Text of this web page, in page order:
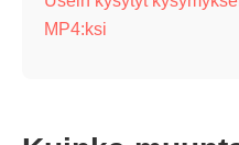
MP4:ksi